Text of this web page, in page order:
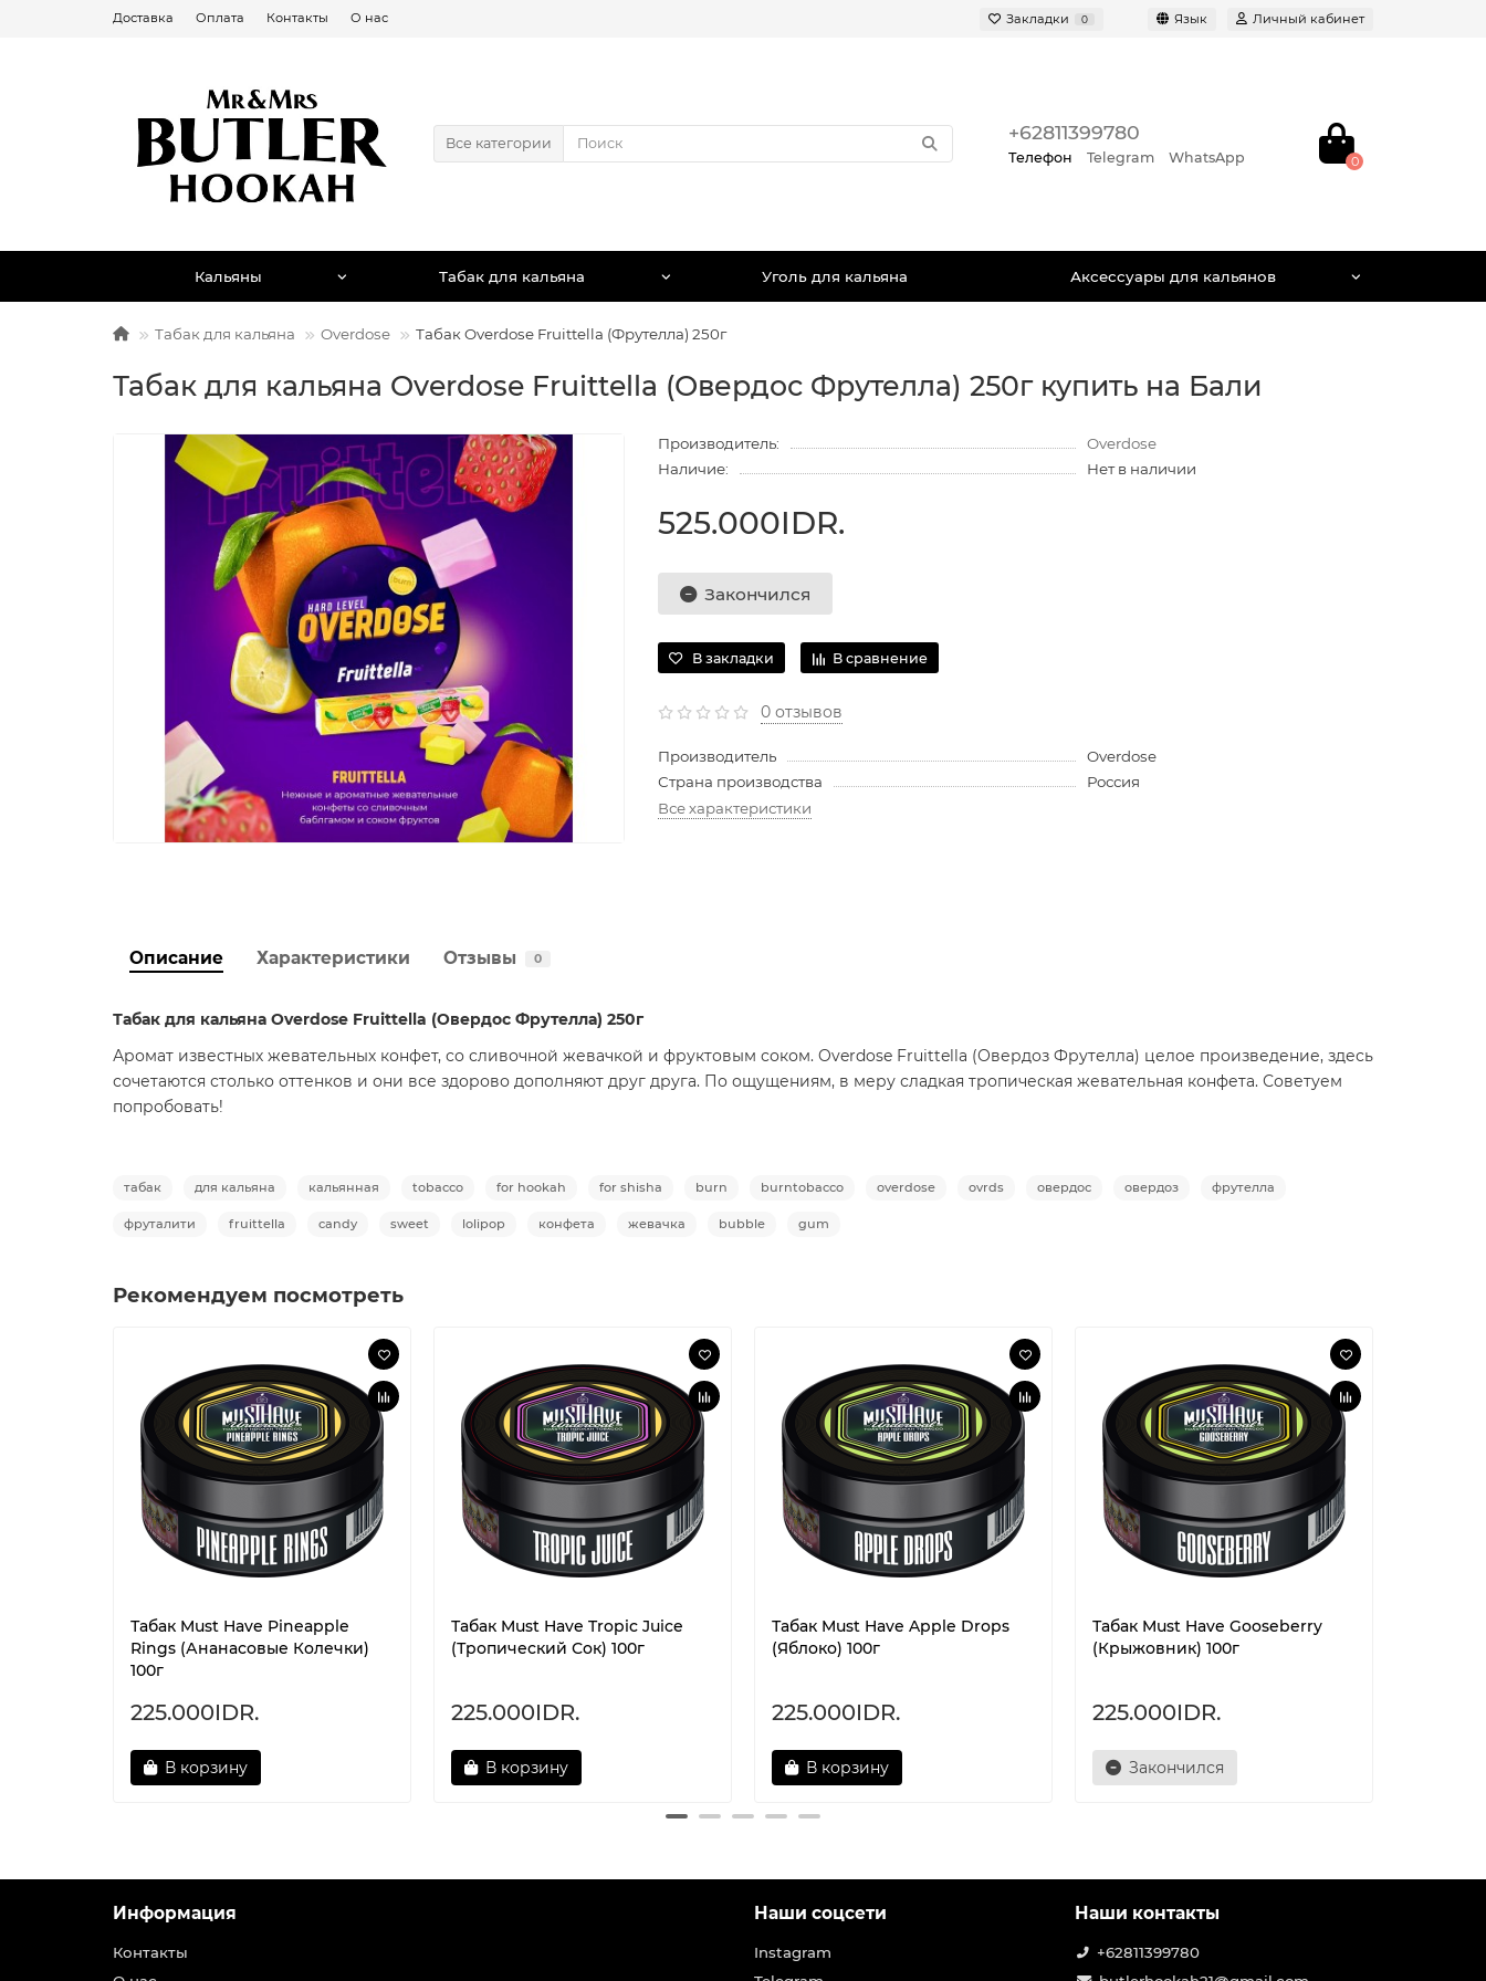
Доставка Оплата Контакты О нас Закладки 0 Язык Личный кабинет
Все категории +62811399780
Телефон Telegram WhatsApp 0
Кальяны Табак для кальяна Уголь для кальяна Аксессуары для кальянов
Табак для кальяна Overdose Табак Overdose Fruittella (Фрутелла) 250г
Табак для кальяна Overdose Fruittella (Овердос Фрутелла) 250г купить на Бали
Производитель:
Overdose
Наличие:
Нет в наличии
525.000IDR.
Закончился
В закладки В сравнение
0 отзывов
Производитель
Overdose
Страна производства
Россия
Все характеристики
Описание Характеристики Отзывы 0
Табак для кальяна Overdose Fruittella (Овердос Фрутелла) 250г
Аромат известных жевательных конфет, со сливочной жевачкой и фруктовым соком. Overdose Fruittella (Овердоз Фрутелла) целое произведение, здесь
сочетаются столько оттенков и они все здорово дополняют друг друга. По ощущениям, в меру сладкая тропическая жевательная конфета. Советуем
попробовать!
табак для кальяна кальянная tobacco for hookah for shisha burn burntobacco overdose ovrds овердос овердоз фрутелла
фруталити fruittella candy sweet lolipop конфета жевачка bubble gum
Рекомендуем посмотреть
Табак Must Have Pineapple
Rings (Ананасовые Колечки)
100г
225.000IDR.
В корзину
Табак Must Have Tropic Juice
(Тропический Сок) 100г
225.000IDR.
В корзину
Табак Must Have Apple Drops
(Яблоко) 100г
225.000IDR.
В корзину
Табак Must Have Gooseberry
(Крыжовник) 100г
225.000IDR.
Закончился
Информация
Контакты
Наши соцсети
Instagram
Наши контакты
+62811399780